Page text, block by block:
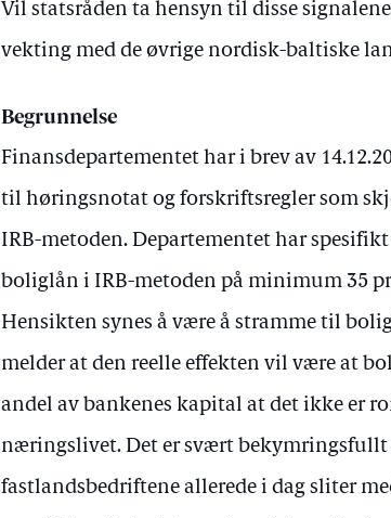
Vil statsråden ta hensyn til disse
vekting med de øvrige nordisk-baltiske
Begrunnelse
Finansdepartementet har i brev av
til høringsnotat og forskriftsregler som
IRB-metoden. Departementet har
boliglån i IRB-metoden på minimum 35
Hensikten synes å være å stramme til
melder at den reelle effekten vil være at
andel av bankenes kapital at det ikke er
næringslivet. Det er svært bekymringsfullt
fastlandsbedriftene allerede i dag sliter